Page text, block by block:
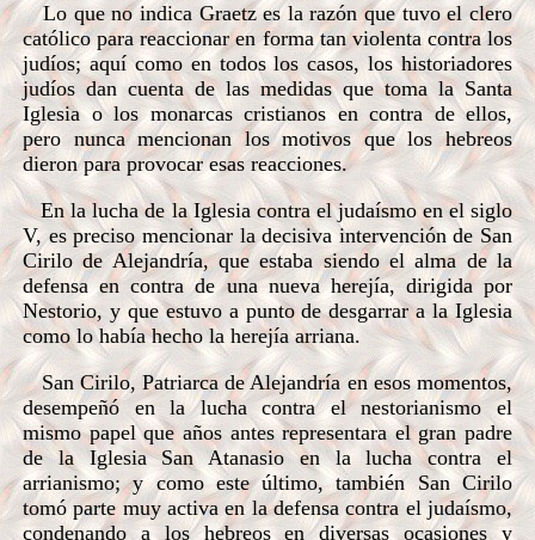
Lo que no indica Graetz es la razón que tuvo el clero
católico para reaccionar en forma tan violenta contra los
judíos; aquí como en todos los casos, los historiadores
judíos dan cuenta de las medidas que toma la Santa
Iglesia o los monarcas cristianos en contra de ellos,
pero nunca mencionan los motivos que los hebreos
dieron para provocar esas reacciones.
En la lucha de la Iglesia contra el judaísmo en el siglo
V, es preciso mencionar la decisiva intervención de San
Cirilo de Alejandría, que estaba siendo el alma de la
defensa en contra de una nueva herejía, dirigida por
Nestorio, y que estuvo a punto de desgarrar a la Iglesia
como lo había hecho la herejía arriana.
San Cirilo, Patriarca de Alejandría en esos momentos,
desempeñó en la lucha contra el nestorianismo el
mismo papel que años antes representara el gran padre
de la Iglesia San Atanasio en la lucha contra el
arrianismo; y como este último, también San Cirilo
tomó parte muy activa en la defensa contra el judaísmo,
condenando a los hebreos en diversas ocasiones y